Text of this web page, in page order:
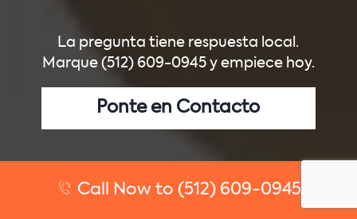
La pregunta tiene respuesta local.
Marque (512) 609-0945 y empiece hoy.
Ponte en Contacto
Call Now to (512) 609-0945